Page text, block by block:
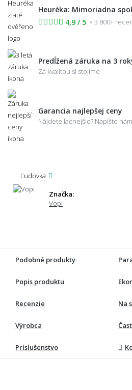
Heuréka: Mimoriadna
4,9 / 5
3 800+
Predĺžená záruka na 3
Za kvalitou si stojíme
Garancia najlepšej ceny
Nájdete lacnejšie? Napíšte
Ľudovka
Značka:
Vopi
Podobné produkty
Popis produktu
Recenzie Na
Výrobca
Príslušenstvo